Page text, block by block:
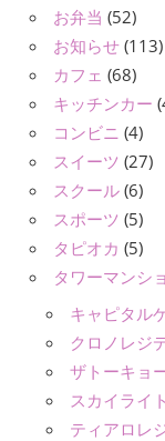
お弁当 (52)
お知らせ (113)
カフェ (68)
キッチンカー
コンビニ (4)
スイーツ (27)
スクール (6)
スポーツ (5)
タピオカ (5)
タワーマンシ
キャピタル
クロノレジ
ザトーキョ
スカイライ
ティアロレ